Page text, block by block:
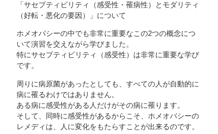
「サセプティビリティ（感受性・罹病性）とモダリティ
（好転・悪化の要因）」について
ホメオパシーの中でも非常に重要なこの2つの概念につ
いて演習を交えながら学びました。
特にサセプティビリティ（感受性）は非常に重要な学び
です。
周りに病原菌があったとしても、すべての人が自動的に
病に罹るわけではありません。
ある病に感受性がある人だけがその病に罹ります。
そして、同時に感受性があるからこそ、ホメオパシーの
レメディは、人に変化をもたらすことが出来るのです。